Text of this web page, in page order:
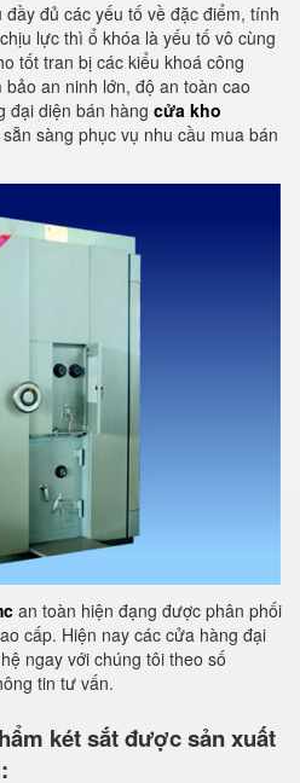
đủ các yếu tố về đặc điểm, tính
lực thì ổ khóa là yếu tố vô cùng
tốt tran bị các kiểu khoá công
an ninh lớn, độ an toàn cao
đại diện bán hàng cửa kho
sàng phục vụ nhu cầu mua bán
an toàn hiện đạng được phân phối
cấp. Hiện nay các cửa hàng đại
ngay với chúng tôi theo số
tin tư vấn.
két sắt được sản xuất